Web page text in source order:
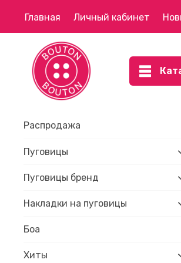
Главная Личный кабинет
Распродажа
Пуговицы
Пуговицы бренд
Накладки на пуговицы
Боа
Хиты